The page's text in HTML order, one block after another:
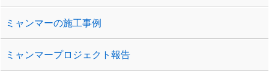
ミャンマーの施工事例
ミャンマープロジェクト報告